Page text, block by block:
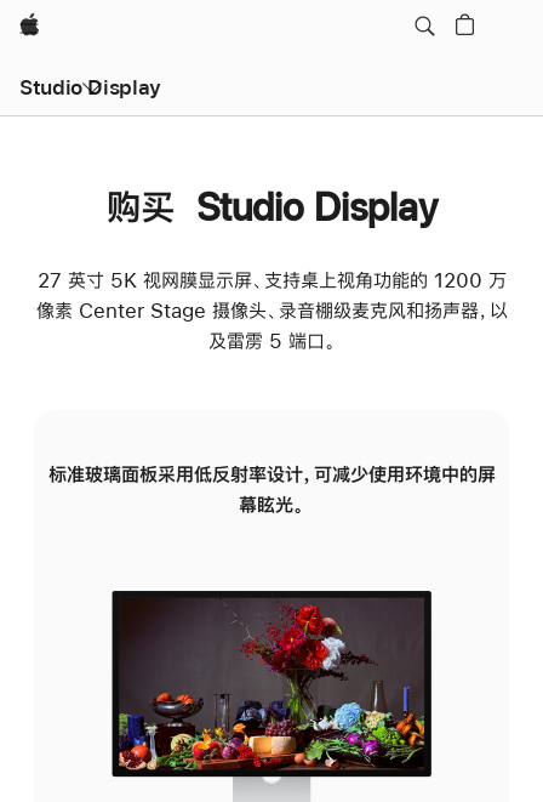
Apple
Studio Display
购买 Studio Display
27 英寸 5K 视网膜显示屏、支持桌上视角功能的 1200 万
像素 Center Stage 摄像头、录音棚级麦克风和扬声器，以
及雷雳 5 端口。
标准玻璃面板采用低反射率设计，可减少使用环境中的屏
幕眩光。